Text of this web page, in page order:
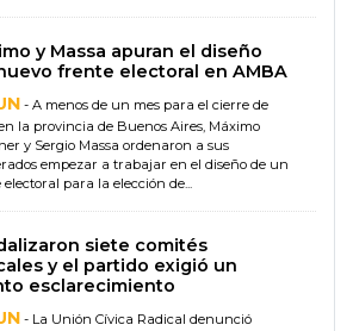
y Massa apuran el diseño
frente electoral en AMBA
- A menos de un mes para el cierre de
la provincia de Buenos Aires, Máximo
y Sergio Massa ordenaron a sus
empezar a trabajar en el diseño de un
para la elección de...
siete comités
y el partido exigió un
esclarecimiento
- La Unión Cívica Radical denunció